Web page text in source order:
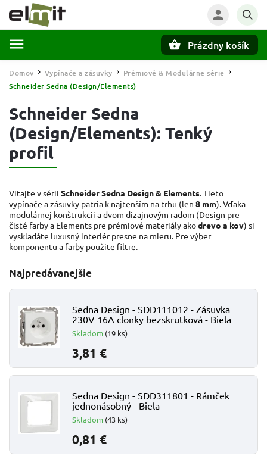
Prázdny košík
Domov / Vypínače a zásuvky / Prémiové & Modulárne série /
Schneider Sedna (Design/Elements)
Schneider Sedna
(Design/Elements): Tenký
profil
Vitajte v sérii Schneider Sedna Design & Elements. Tieto
vypínače a zásuvky patria k najtenším na trhu (len 8 mm). Vďaka
modulárnej konštrukcii a dvom dizajnovým radom (Design pre
čisté farby a Elements pre prémiové materiály akodrevo a kov) si
vyskladáte luxusný interiér presne na mieru. Pre výber
komponentu a farby použite filtre.
Najpredávanejšie
Sedna Design - SDD111012 - Zásuvka
230V 16A clonky bezskrutková - Biela
Skladom (19 ks)
3,81 €
Sedna Design - SDD311801 - Rámček
jednonásobný - Biela
Skladom (43 ks)
0,81 €